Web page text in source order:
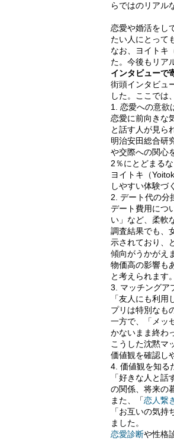
らではのリアル
恋愛や婚活をし
たい人にとって
なお、ヨイトキ
た。今後もリア
インタビューで
街頭インタビュ
した。ここでは
1. 恋愛への意欲
恋愛に前向きな
と話す人が見ら
明治安田総合研
や交際への関心
2％にとどまる
ヨイトキ（
しやすい体験づ
2. デート代の分
デート費用につ
い」など、柔軟
調査結果でも、
示されており、
傾向がうかがえ
物価高の影響も
と考えられます。
3. マッチングア
「友人にも利
プリは特別なも
一方で、「メッ
かないまま終わ
こうした沈黙マ
価値観を確認し
4. 価値観を知る
「好きな人と
の関係、将来の
また、「恋人繋
「お互いの気
ました。
恋愛診断や性格